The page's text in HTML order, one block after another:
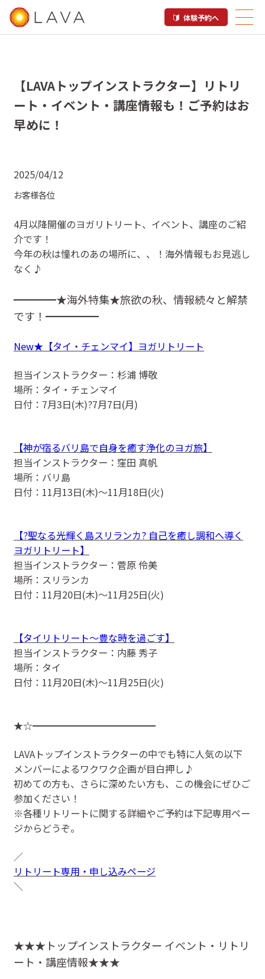
体験予約へ
【LAVAトップインストラクター】リトリ
ート・イベント・講座情報も！ご予約はお
早めに！
2025/04/12
お客様各位
4月以降開催のヨガリトリート、イベント、講座のご紹
介です！
今年の秋は憧れのあの場所に、、！海外情報もお見逃し
なく♪
━━━━★海外特集★旅欲の秋、情報続々と解禁
です！━━━━━
New★【タイ・チェンマイ】ヨガリトリート
担当インストラクター：杉浦 博敬
場所：タイ・チェンマイ
日付：7月3日(木)?7月7日(月)
【神が宿るバリ島で自身を癒す浄化のヨガ旅】
担当インストラクター：窪田 真帆
場所：バリ島
日付：11月13日(木)〜11月18日(火)
【?聖なる光輝く島スリランカ? 自己を癒し調和へ導く
ヨガリトリート】
担当インストラクター：菅原 伶美
場所：スリランカ
日付：11月20日(木)〜11月25日(火)
【タイリトリート〜豊な時を過ごす】
担当インストラクター：内藤 秀子
場所：タイ
日付：11月20日(木)〜11月25日(火)
★☆━━━━━━━━━━━━━
LAVAトップインストラクターの中でも特に人気の以下
メンバーによるワクワク企画が目白押し♪
初めての方も、さらに深めたい方も、この機会にぜひご
参加ください！
※各種リトリートに関する詳細やご予約は下記専用ペー
ジからどうぞ。
／
リトリート専用・申し込みページ
＼
★★★トップインストラクター イベント・リトリ
ート・講座情報★★★